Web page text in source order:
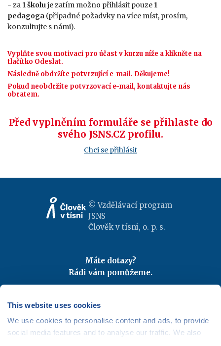
This website uses cookies
We use cookies to personalise content and ads, to provide
social media features and to analyse our traffic. We also
- za 1 školuje zatím možno přihlásit pouze 1
pedagoga (případné požadvky na více míst, prosím,
konzultujte s námi).
Vyplňte svou motivaci pro účast v kurzu níže a klikněte na
tlačítko Odeslat.
Následně obdržíte potvrzující e-mail. Děkujeme!
Pokud neobdržíte potvrzovací e-mail, kontaktujte nás
obratem.
Před vyplněním formuláře se přihlaste do
svého JSNS.CZ profilu.
Chci se přihlásit
© Vzdělávací program
JSNS
Člověk v tísni, o. p. s.
Máte dotazy?
Rádi vám pomůžeme.
Odebírejte newslettery
Mapa webu |Kariéra
Osobní údaje|Cookies